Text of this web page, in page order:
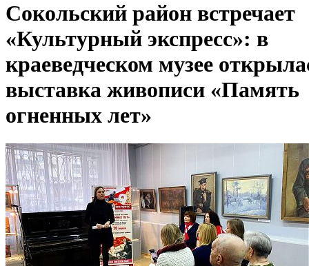
Сокольский район встречает
«Культурный экспресс»: в
краеведческом музее
выставка живописи «Память
огненных лет»